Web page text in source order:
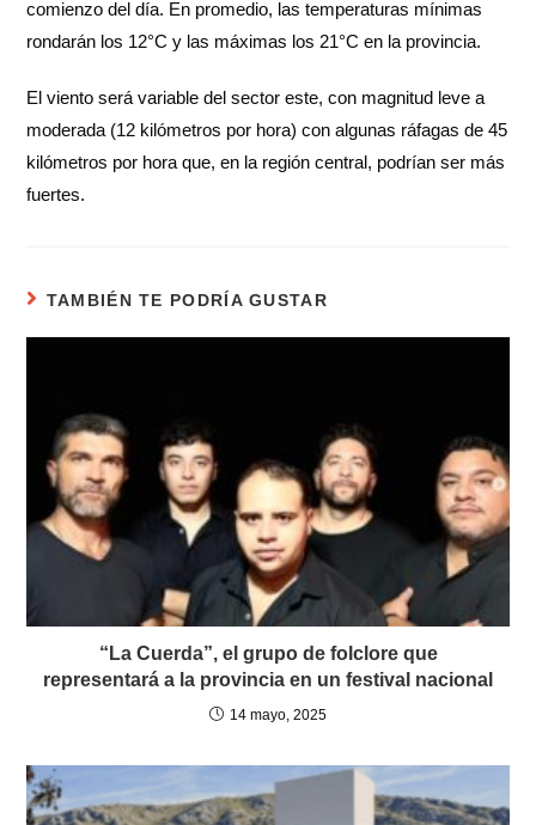
comienzo del día. En promedio, las temperaturas mínimas
rondarán los 12°C y las máximas los 21°C en la provincia.
El viento será variable del sector este, con magnitud leve a
moderada (12 kilómetros por hora) con algunas ráfagas de 45
kilómetros por hora que, en la región central, podrían ser más
fuertes.
TAMBIÉN TE PODRÍA GUSTAR
“La Cuerda”, el grupo de folclore que
representará a la provincia en un festival nacional
14 mayo, 2025